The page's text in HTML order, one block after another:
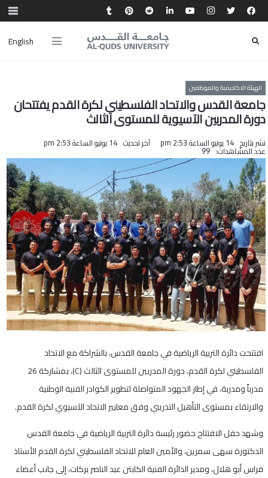
English
الهيئة الاكاديمية والموظفين
جامعة القدس والاتحاد الفلسطيني لكرة القدم يفتتحان
دورة المدربين الآسيوية للمستوى الثالث
نشر بتاريخ 14 يونيو الساعة 2:53 pm آخر تحديث 14 يونيو الساعة 2:53 pm
عدد المشاهدات: 99
افتتحت دائرة التربية الرياضية في جامعة القدس، بالشراكة مع الاتحاد
الفلسطيني لكرة القدم، دورة المدربين للمستوى الثالث (C)، بمشاركة 26
مدرباً ومدربة، في إطار الجهود المتواصلة لتطوير الكوادر الفنية الوطنية
والارتقاء بمستوى التأهيل التدريبي وفق معايير الاتحاد الآسيوي لكرة القدم.
وشهد حفل الافتتاح حضور رئيسة دائرة التربية الرياضية في جامعة القدس
الدكتورة سهى سمرين، والأمين العام للاتحاد الفلسطيني لكرة القدم الأستاذ
فراس أبو هلال، ومدير الدائرة الفنية الكابتن عبد الناصر بركات، إلى جانب أعضاء